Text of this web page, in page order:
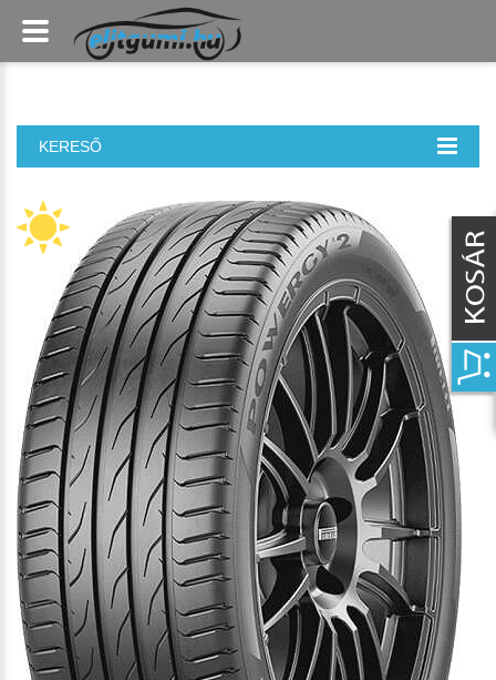
KERESŐ